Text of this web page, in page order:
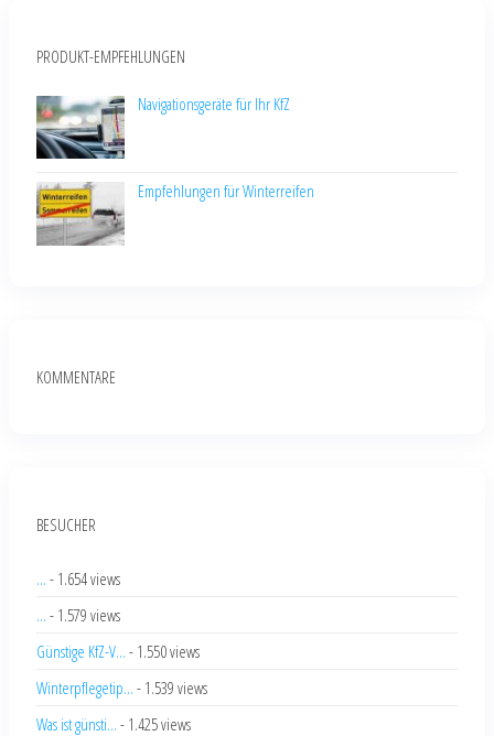
PRODUKT-EMPFEHLUNGEN
Navigationsgeräte für Ihr KfZ
Empfehlungen für Winterreifen
KOMMENTARE
BESUCHER
... - 1.654 views
... - 1.579 views
Günstige KfZ-V... - 1.550 views
Winterpflegetip... - 1.539 views
Was ist günsti... - 1.425 views